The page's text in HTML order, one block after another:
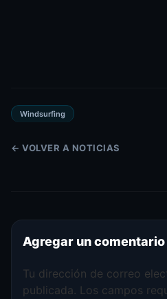
Windsurfing
← VOLVER A NOTICIAS
Agregar un comentario
Tu dirección de correo
publicada. Los campos